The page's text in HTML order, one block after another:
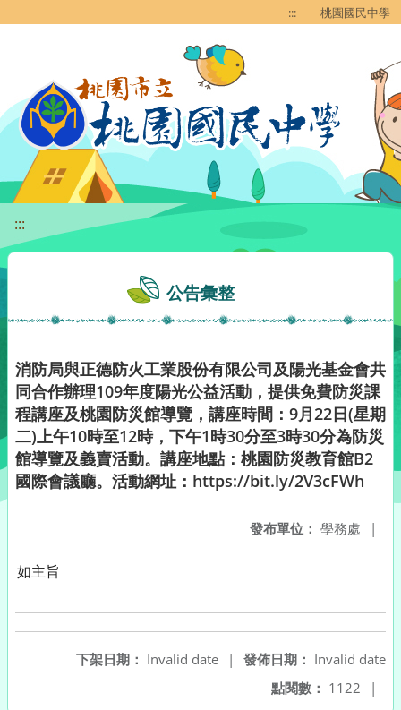
::: 桃園國民中學
:::
公告彙整
消防局與正德防火工業股份有限公司及陽光基金會共
同合作辦理109年度陽光公益活動，提供免費防災課
程講座及桃園防災館導覽，講座時間：9月22日(星期
二)上午10時至12時，下午1時30分至3時30分為防災
館導覽及義賣活動。講座地點：桃園防災教育館B2
國際會議廳。活動網址：https://bit.ly/2V3cFWh
發布單位： 學務處 |
如主旨
發佈日期： Invalid date
下架日期： Invalid date
|
點閱數： 1122 |